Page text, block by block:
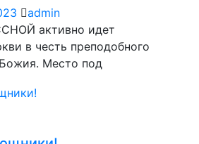
admin
активно идет
в честь преподобного
Место под